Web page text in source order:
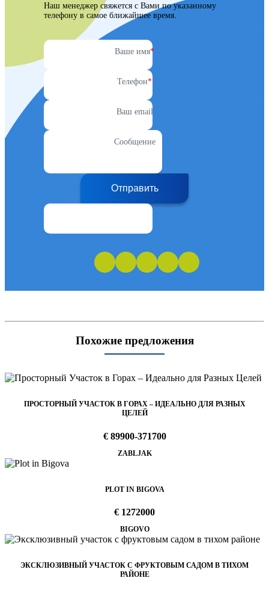
Наш менеджер свяжется с Вами по указанному
телефону в самое ближайшее время.
Ваше имя*
Телефон*
Ваш email
Сообщение
Отправить
Похожие предложения
ПРОСТОРНЫЙ УЧАСТОК В ГОРАХ – ИДЕАЛЬНО ДЛЯ РАЗНЫХ
ЦЕЛЕЙ
€ 89900-371700
ZABLJAK
PLOT IN BIGOVA
€ 1272000
BIGOVO
ЭКСКЛЮЗИВНЫЙ УЧАСТОК С ФРУКТОВЫМ САДОМ В ТИХОМ
РАЙОНЕ